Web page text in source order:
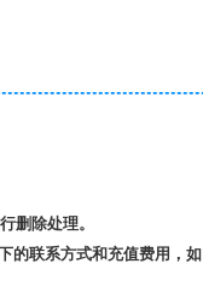
删除处理。
的联系方式和充值费用，如